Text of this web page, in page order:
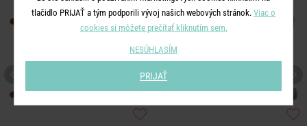
tlačidlo PRIJAŤ a tým podporili vývoj našich webových stránok. Viac o
cookies si môžete prečítať kliknutím sem.
NESÚHLASÍM
PRIJAŤ